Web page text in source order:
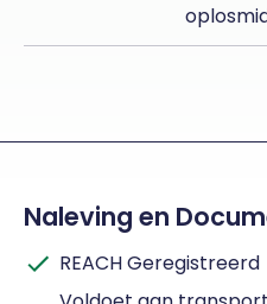
Naleving en
REACH Geregistreerd